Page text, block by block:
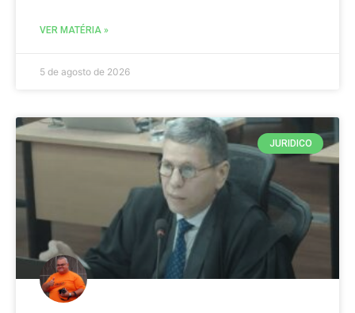
VER MATÉRIA »
5 de agosto de 2026
JURIDICO